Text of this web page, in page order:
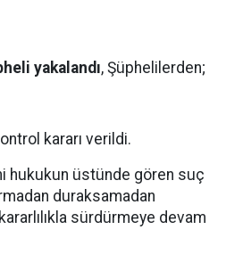
yakalandı, Şüphelilerden;
kararı verildi.
hukukun üstünde gören suç
duraksamadan
sürdürmeye devam